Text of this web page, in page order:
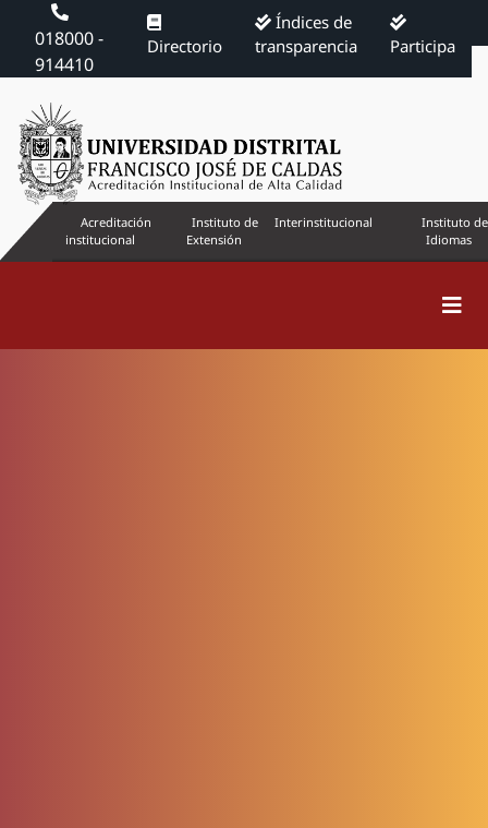
018000 -
914410
Directorio
Índices de
transparencia
Participa
Acreditación
institucional
Instituto de
Extensión
Interinstitucional
Instituto de
Idiomas